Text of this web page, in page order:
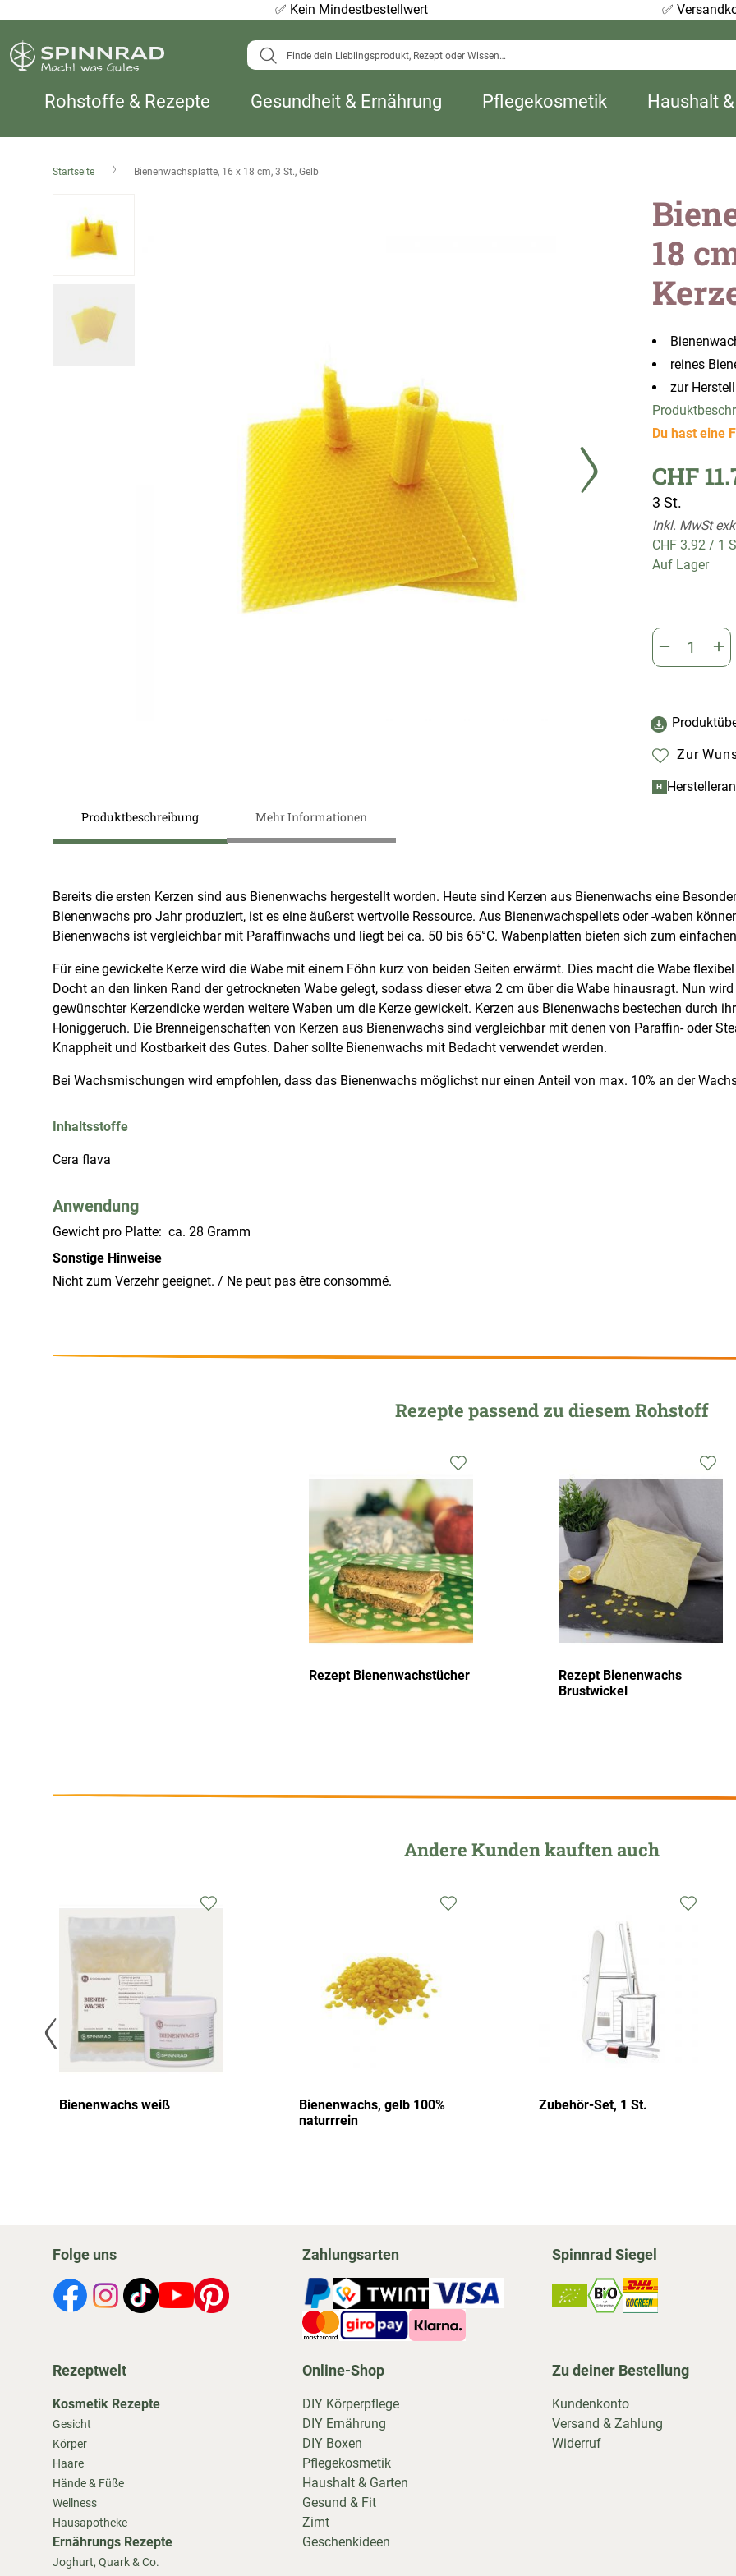
✅ Kein Mindestbestellwert ✅
Suche
Rohstoffe & Rezepte Gesundheit & Ernährung Pflegekosmetik Haushalt
Startseite Bienenwachsplatte, 16 x 18 cm, 3 St., Gelb
Ende
Bildergalerie
18
reines
zur
Du hast eine
CHF
3 St.
Inkl. MwSt
CHF 3.92/ 1
Auf Lager
Zur
H
Produktbeschreibung
Bereits die ersten Kerzen sind aus Bienenwachs hergestellt worden. Heute sind Kerzen aus Bienenwachs eine
Bienenwachs pro Jahr produziert, ist es eine äußerst wertvolle Ressource. Aus Bienenwachspellets oder -waben
Bienenwachs ist vergleichbar mit Paraffinwachs und liegt bei ca. 50 bis 65°C. Wabenplatten bieten sich zum
Für eine gewickelte Kerze wird die Wabe mit einem Föhn kurz von beiden Seiten erwärmt. Dies macht die Wabe
Docht an den linken Rand der getrockneten Wabe gelegt, sodass dieser etwa 2 cm über die Wabe hinausragt. Nun
gewünschter Kerzendicke werden weitere Waben um die Kerze gewickelt. Kerzen aus Bienenwachs bestechen durch
Honiggeruch. Die Brenneigenschaften von Kerzen aus Bienenwachs sind vergleichbar mit denen von Paraffin- oder
Knappheit und Kostbarkeit des Gutes. Daher sollte Bienenwachs mit Bedacht verwendet werden.
Bei Wachsmischungen wird empfohlen, dass das Bienenwachs möglichst nur einen Anteil von max. 10% an der
Inhaltsstoffe
Cera flava
Anwendung
Gewicht pro Platte:  ca. 28 Gramm
Sonstige Hinweise
Nicht zum Verzehr geeignet. / Ne peut pas être consommé.
Mehr Informationen
Rezepte passend zu diesem Rohstoff
Rezept Bienenwachstücher
hinzufügen
Rezept Bienenwachs
Brustwickel
Andere Kunden kauften auch
Bienenwachs weiß
Bienenwachs, gelb 100%
naturrrein
Zubehör-Set, 1 St.
Folge uns Zahlungsarten Spinnrad Siegel
Rezeptwelt
Kosmetik Rezepte
Gesicht
Körper
Haare
Hände & Füße
Wellness
Hausapotheke
Ernährungs Rezepte
Joghurt, Quark & Co.
Online-Shop
DIY Körperpflege
DIY Ernährung
DIY Boxen
Pflegekosmetik
Haushalt & Garten
Gesund & Fit
Zimt
Geschenkideen
Zu deiner Bestellung
Kundenkonto
Versand & Zahlung
Widerruf